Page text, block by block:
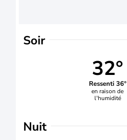
Soir
32°
Ressenti 36°
en raison de
l'humidité
Nuit